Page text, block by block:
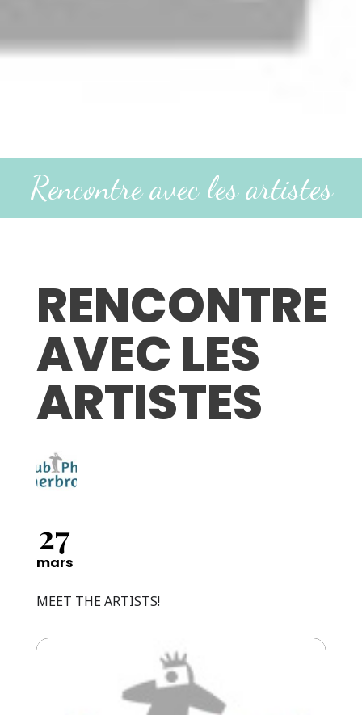
Rencontre avec les artistes
RENCONTRE
AVEC LES
ARTISTES
27
mars
MEET THE ARTISTS!